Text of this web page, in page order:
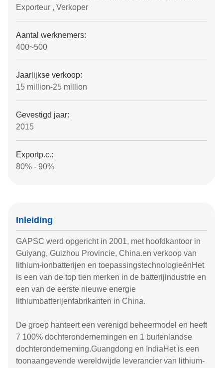
Exporteur , Verkoper
Aantal werknemers:
400~500
Jaarlijkse verkoop:
15 million-25 million
Gevestigd jaar:
2015
Exportp.c.:
80% - 90%
Inleiding
GAPSC werd opgericht in 2001, met hoofdkantoor in
Guiyang, Guizhou Provincie, China.en verkoop van
lithium-ionbatterijen en toepassingstechnologieënHet
is een van de top tien merken in de batterijindustrie en
een van de eerste nieuwe energie
lithiumbatterijenfabrikanten in China.
De groep hanteert een verenigd beheermodel en heeft
7 100% dochterondernemingen en 1 buitenlandse
dochteronderneming.Guangdong en IndiaHet is een
toonaangevende wereldwijde leverancier van lithium-